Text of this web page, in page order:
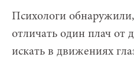
Психологи
отличать один плач от
искать в движениях